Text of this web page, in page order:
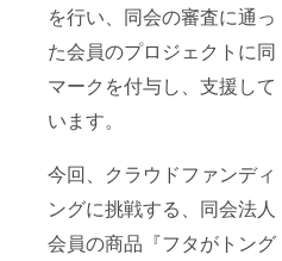
を行い、同会の審査に通っ
た会員のプロジェクトに同
マークを付与し、支援して
います。
今回、クラウドファンディ
ングに挑戦する、同会法人
会員の商品『フタがトング